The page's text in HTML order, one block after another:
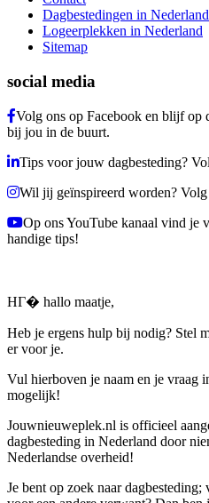
Dagbestedingen in Nederland
Logeerplekken in Nederland
Sitemap
social media
Volg ons op Facebook en blijf op
bij jou in de buurt.
Tips voor jouw dagbesteding?
Wil jij geïnspireerd worden?
Op ons YouTube kanaal vind je
handige tips!
HГ� hallo maatje,
Heb je ergens hulp bij nodig? Stel
er voor je.
Vul hierboven je naam en je vraag
mogelijk!
Jouwnieuweplek.nl is officieel
dagbesteding in Nederland door
Nederlandse overheid!
Je bent op zoek naar